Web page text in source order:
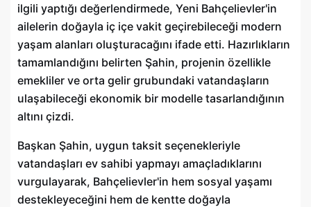
ilgili yaptığı değerlendirmede, Yeni Bahçelievler'in
ailelerin doğayla iç içe vakit geçirebileceği modern
yaşam alanları oluşturacağını ifade etti. Hazırlıkların
tamamlandığını belirten Şahin, projenin özellikle
emekliler ve orta gelir grubundaki vatandaşların
ulaşabileceği ekonomik bir modelle tasarlandığının
altını çizdi.
Başkan Şahin, uygun taksit seçenekleriyle
vatandaşları ev sahibi yapmayı amaçladıklarını
vurgulayarak, Bahçelievler'in hem sosyal yaşamı
destekleyeceğini hem de kentte doğayla